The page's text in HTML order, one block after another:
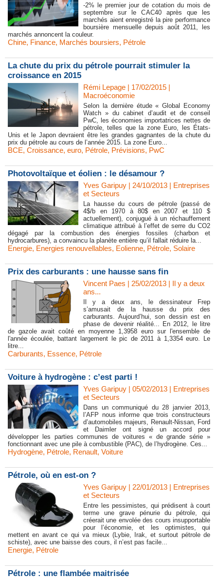
-2% le premier jour de cotation du mois de
septembre sur le CAC40 après que les
marchés aient enregistré la pire performance
boursière mensuelle depuis août 2011, les
marchés annoncent la couleur.
Chine, Finance, Marchés boursiers, Pétrole
La chute du prix du pétrole pourrait stimuler la
croissance en 2015
Rémi Lepage | 17/02/2015 |
Macroéconomie
Selon la dernière étude « Global Economy
Watch » du cabinet d’audit et de conseil
PwC, les économies importatrices nettes de
pétrole, telles que la zone Euro, les États-
Unis et le Japon devraient être les grandes gagnantes de la chute du
prix du pétrole au cours de l’année 2015. La zone Euro...
BCE, Croissance, euro, Pétrole, Prévisions, PwC
Photovoltaïque et éolien : le désamour ?
Yves Garipuy | 24/10/2013 | Entreprises
et Secteurs
La hausse du cours de pétrole (passé de
4$/b en 1970 à 80$ en 2007 et 110 $
actuellement), conjugué à un réchauffement
climatique attribué à l’effet de serre du CO2
dégagé par la combustion des énergies fossiles (charbon et
hydrocarbures), a convaincu la planète entière qu’il fallait réduire la...
Energie, Energies renouvellables, Eolienne, Pétrole, Solaire
Prix des carburants : une hausse sans fin
Vincent Paes | 25/02/2013 | Il y a deux
ans...
Il y a deux ans, le dessinateur Frep
s’amusait de la hausse du prix des
carburants. Aujourd’hui, son dessin est en
phase de devenir réalité... En 2012, le litre
de gazole avait coûté en moyenne 1,3958 euro sur l'ensemble de
l'année écoulée, battant largement le pic de 2011 à 1,3354 euro. Le
litre...
Carburants, Essence, Pétrole
Voiture à hydrogène : c’est parti !
Yves Garipuy | 05/02/2013 | Entreprises
et Secteurs
Dans un communiqué du 28 janvier 2013,
l’AFP nous informe que trois constructeurs
d’automobiles majeurs, Renault-Nissan, Ford
et Daimler ont signé un accord pour
développer les parties communes de voitures « de grande série »
fonctionnant avec une pile à combustible (PAC), de l’hydrogène. Ces...
Hydrogène, Pétrole, Renault, Voiture
Pétrole, où en est-on ?
Yves Garipuy | 22/01/2013 | Entreprises
et Secteurs
Entre les pessimistes, qui prédisent à court
terme une grave pénurie du pétrole, qui
créerait une envolée des cours insupportable
pour l’économie, et les optimistes, qui
mettent en avant ce qui va mieux (Lybie, Irak, et surtout pétrole de
schiste), avec une baisse des cours, il n’est pas facile...
Energie, Pétrole
Pétrole : une flambée maitrisée